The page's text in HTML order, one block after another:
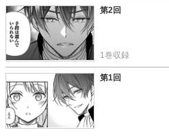
この話を読む
第2回
1巻収録
この話を読む
第1回